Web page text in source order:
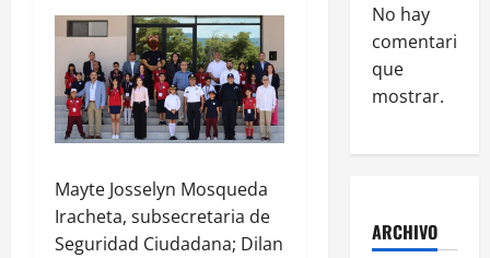
Mayte Josselyn Mosqueda
Iracheta, subsecretaria de
Seguridad Ciudadana; Dilan
No hay
comentarios
que
mostrar.
ARCHIVO